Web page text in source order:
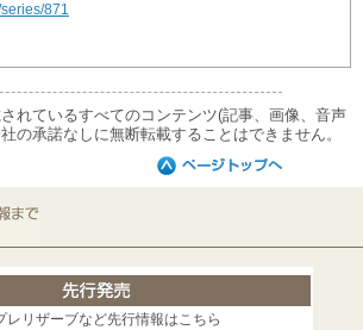
871
れているすべてのコンテンツ(記事、画像、音声
の承諾なしに無断転載することはできません。
レリザーブなど先行情報はこちら